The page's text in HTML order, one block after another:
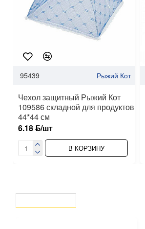
95439 Рыжий Кот
Чехол защитный Рыжий Кот
109586 складной для продуктов
44*44 см
6.18 ƃ/шт
В КОРЗИНУ